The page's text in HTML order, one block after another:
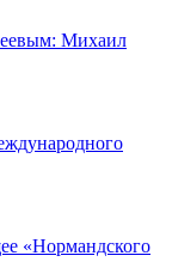
Михаил
«Нормандского